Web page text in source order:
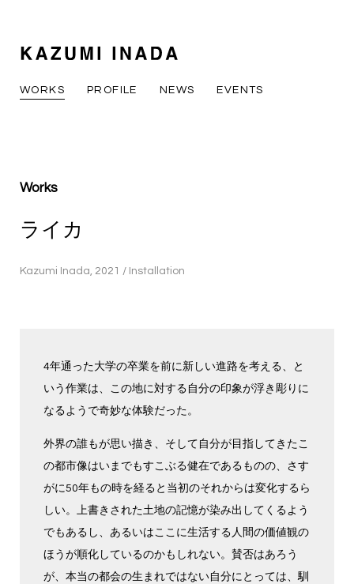
WORKS PROFILE NEWS EVENTS
Works
ライカ
Kazumi Inada, 2021 / Installation
4年通った大学の卒業を前に新しい進路を考える、と
いう作業は、この地に対する自分の印象が浮き彫りに
なるようで奇妙な体験だった。
外界の誰もが思い描き、そして自分が目指してきたこ
の都市像はいまでもすこぶる健在であるものの、さす
がに50年もの時を経ると当初のそれからは変化するら
しい。上書きされた土地の記憶が染み出してくるよう
でもあるし、あるいはここに生活する人間の価値観の
ほうが順化しているのかもしれない。賛否はあろう
が、本当の都会の生まれではない自分にとっては、馴